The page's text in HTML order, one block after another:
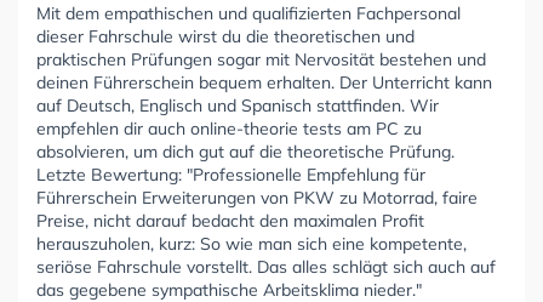
Mit dem empathischen und qualifizierten Fachpersonal
dieser Fahrschule wirst du die theoretischen und
praktischen Prüfungen sogar mit Nervosität bestehen und
deinen Führerschein bequem erhalten. Der Unterricht kann
auf Deutsch, Englisch und Spanisch stattfinden. Wir
empfehlen dir auch online-theorie tests am PC zu
absolvieren, um dich gut auf die theoretische Prüfung.
Letzte Bewertung: "Professionelle Empfehlung für
Führerschein Erweiterungen von PKW zu Motorrad, faire
Preise, nicht darauf bedacht den maximalen Profit
herauszuholen, kurz: So wie man sich eine kompetente,
seriöse Fahrschule vorstellt. Das alles schlägt sich auch auf
das gegebene sympathische Arbeitsklima nieder."